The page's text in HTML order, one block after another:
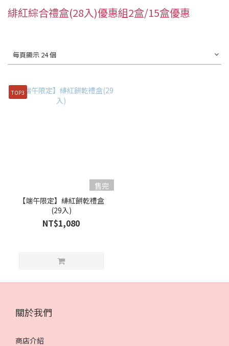
緋紅綜合禮盒(28入)優惠組2盒/15盒優惠
每頁顯示 24 個
TOP3
售完
【端午限定】緋紅餅乾禮盒
(29入)
NT$1,080
關於我們
商店介紹